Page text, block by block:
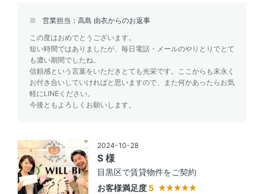
営業担当：高島 由衣からのお返事
この度はおめでとうございます。
短い時間ではありましたが、毎日電話・メールのやりとりでとて
も濃い期間でしたね。
信頼感という言葉をいただきとても光栄です。ここからも末永く
お付き合いしていければと思いますので、また何かあったらお気
軽にLINEください。
今後ともよろしくお願いします。
2024-10-28
S 様
目黒区で賃貸物件をご契約
お客様満足度 5